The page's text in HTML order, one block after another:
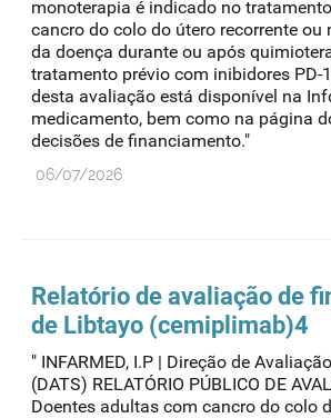
monoterapia é indicado no
cancro do colo do útero recorrente
da doença durante ou após
tratamento prévio com inibidores PD-
desta avaliação está disponível na
medicamento, bem como na página
decisões de financiamento."
06/07/2026
Relatório de avaliação de
de Libtayo (cemiplimab)4
" INFARMED, I.P | Direção de
(DATS) RELATÓRIO PÚBLICO DE
Doentes adultas com cancro do colo